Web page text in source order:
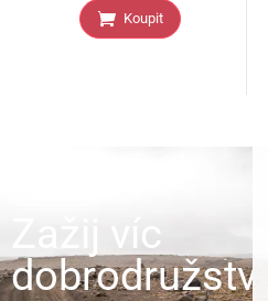
Koupit
Zažij víc
dobrodružství